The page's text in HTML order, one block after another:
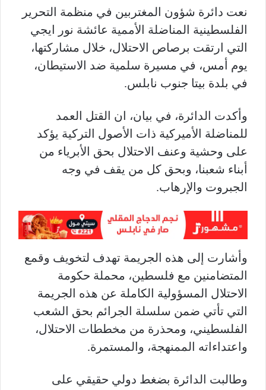
نعت دائرة شؤون المغتربين في منظمة التحرير
الفلسطينية المناضلة الأممية عائشة نور ايجي
التي ارتقت برصاص الاحتلال، خلال مشاركتها،
يوم أمس، في مسيرة سلمية ضد الاستيطان،
في بلدة بيتا جنوب نابلس.
وأكدت الدائرة، في بيان، ان القتل العمد
للمناضلة الأميركية ذات الأصول التركية يؤكد
على وحشية وعنف الاحتلال بحق الأبرياء من
أبناء شعبنا، وبحق كل من يقف في وجه
الجبروت والإرهاب.
وأشارت إلى هذه الجريمة تهدف لتخويف وقمع
المتضامنين مع فلسطين، محملة حكومة
الاحتلال المسؤولية الكاملة عن هذه الجريمة
التي تأتي ضمن سلسلة الجرائم بحق الشعب
الفلسطيني، ومحذرة من مخططات الاحتلال،
واعتداءاته الممنهجة، والمستمرة.
وطالبت الدائرة بضغط دولي حقيقي على